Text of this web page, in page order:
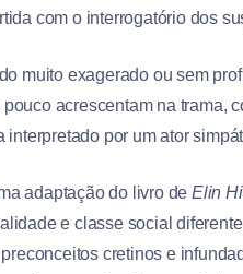
com o interrogatório dos
muito exagerado ou sem
acrescentam na trama,
interpretado por um ator
adaptação do livro de Elin
e classe social
cretinos e